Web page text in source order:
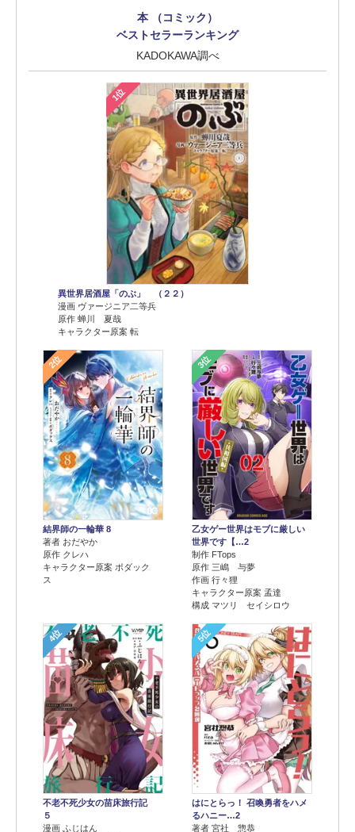
本 （コミック）
ベストセラーランキング
KADOKAWA調べ
1位
異世界居酒屋「のぶ」 （２２）
漫画 ヴァージニア二等兵
原作 蝉川 夏哉
キャラクター原案 転
2位
結界師の一輪華 8
著者 おだやか
原作 クレハ
キャラクター原案 ボダック
ス
3位
乙女ゲー世界はモブに厳しい
世界です【…2
制作 FTops
原作 三嶋 与夢
作画 行々狸
キャラクター原案 孟達
構成 マツリ セイシロウ
4位
不老不死少女の苗床旅行記
５
漫画 ふじはん
5位
はにとらっ！ 召喚勇者をハメ
るハニー…2
著者 宮社 惣恭